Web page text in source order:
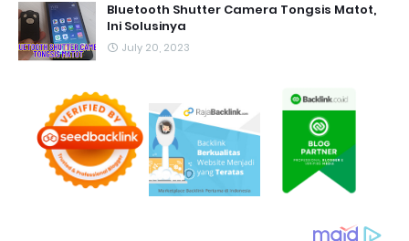
Bluetooth Shutter Camera Tongsis Matot,
Ini Solusinya
July 20, 2023